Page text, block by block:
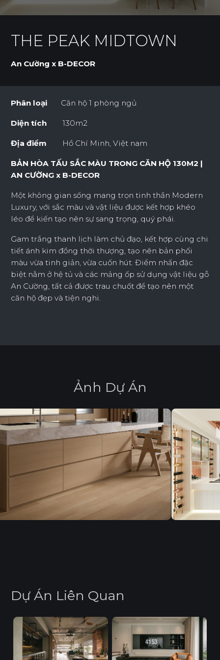
THE PEAK MIDTOWN
An Cường x B-DECOR
Phân loại Căn hộ 1 phòng ngủ
Diện tích 130m2
Địa điểm Hồ Chí Minh, Việt nam
BẢN HÒA TẤU SẮC MÀU TRONG CĂN HỘ 130M2 |
AN CƯỜNG x B-DECOR
Một không gian sống mang trọn tinh thần Modern
Luxury, với sắc màu và vật liệu được kết hợp khéo
léo để kiến tạo nên sự sang trọng, quý phái.
Gam trắng thanh lịch làm chủ đạo, kết hợp cùng chi
tiết ánh kim đồng thời thượng, tạo nên bản phối
màu vừa tinh giản, vừa cuốn hút. Điểm nhấn đặc
biệt nằm ở hệ tủ và các mảng ốp sử dụng vật liệu gỗ
An Cường, tất cả được trau chuốt để tạo nên một
căn hộ đẹp và tiện nghi.
Ảnh Dự Án
Dự Án Liên Quan